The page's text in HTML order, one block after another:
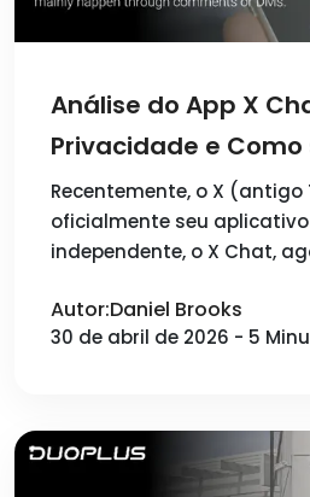
Análise do App X
Privacidade e
ao Telegram
Recentemente, o X
oficialmente seu
independente, o X Chat,
Autor:Daniel Brooks
30 de abril de 2026 - 5